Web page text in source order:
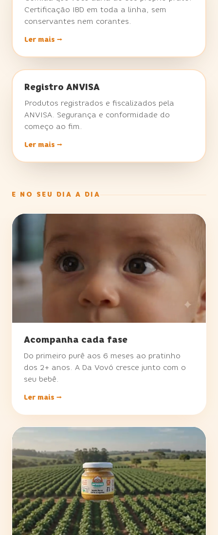
Certificação IBD em toda a linha, sem
conservantes nem corantes.
Ler mais →
Registro ANVISA
Produtos registrados e fiscalizados pela
ANVISA. Segurança e conformidade do
começo ao fim.
Ler mais →
E NO SEU DIA A DIA
Acompanha cada fase
Do primeiro purê aos 6 meses ao pratinho
dos 2+ anos. A Da Vovó cresce junto com o
seu bebê.
Ler mais →